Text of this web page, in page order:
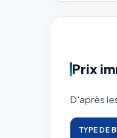
Prix
D'après
TYPE DE